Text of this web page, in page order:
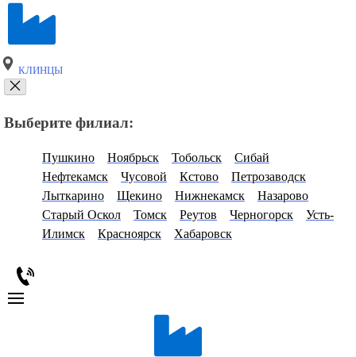
КЛИНЦЫ
Выберите филиал:
Пушкино Ноябрьск Тобольск
Сибай
Нефтекамск
Чусовой Кстово
Петрозаводск
Лыткарино
Щекино Нижнекамск
Назарово
Старый Оскол
Томск Реутов Черногорск
Усть-
Илимск
Красноярск Хабаровск